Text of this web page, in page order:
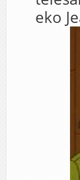
eko